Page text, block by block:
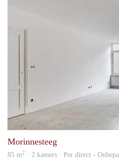
Morinnesteeg
85 m2 · 2 kamers · Per direct -